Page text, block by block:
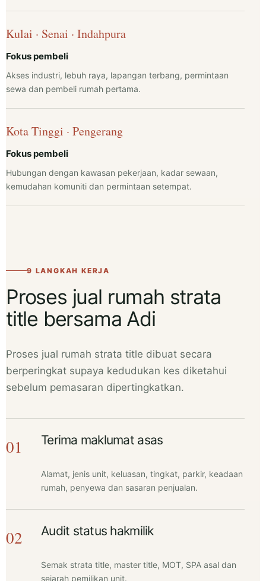
Kulai · Senai · Indahpura
Fokus pembeli
Akses industri, lebuh raya, lapangan terbang, permintaan
sewa dan pembeli rumah pertama.
Kota Tinggi · Pengerang
Fokus pembeli
Hubungan dengan kawasan pekerjaan, kadar sewaan,
kemudahan komuniti dan permintaan setempat.
9 LANGKAH KERJA
Proses jual rumah strata
title bersama Adi
Proses jual rumah strata title dibuat secara
berperingkat supaya kedudukan kes diketahui
sebelum pemasaran dipertingkatkan.
Terima maklumat asas
Alamat, jenis unit, keluasan, tingkat, parkir, keadaan
rumah, penyewa dan sasaran penjualan.
Audit status hakmilik
Semak strata title, master title, MOT, SPA asal dan
sejarah pemilikan unit.